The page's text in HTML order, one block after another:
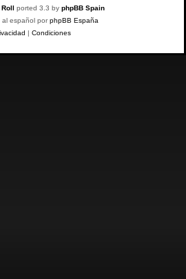
ported 3.3 by phpBB Spain
al español porphpBB España
| Condiciones